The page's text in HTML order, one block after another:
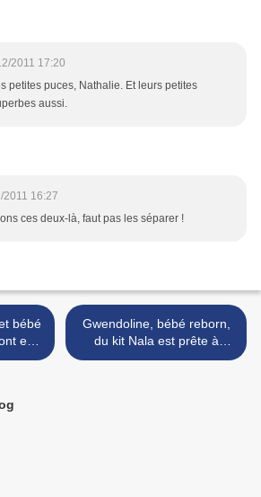
2011 17:20
petites puces, Nathalie. Et leurs petites
aussi.
2011 16:27
ces deux-là, faut pas les séparer !
en
!
Gwendoline, bébé reborn,
du kit Nala est prête à
prendre la route ! >